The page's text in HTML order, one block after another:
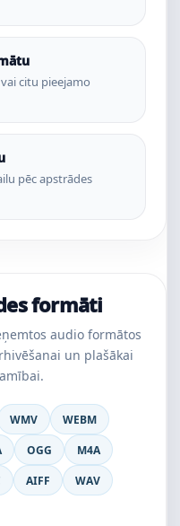
vai citu pieejamo
pēc apstrādes
formāti
audio formātos
un plašākai
WMV
WEBM
OGG
M4A
AIFF
WAV